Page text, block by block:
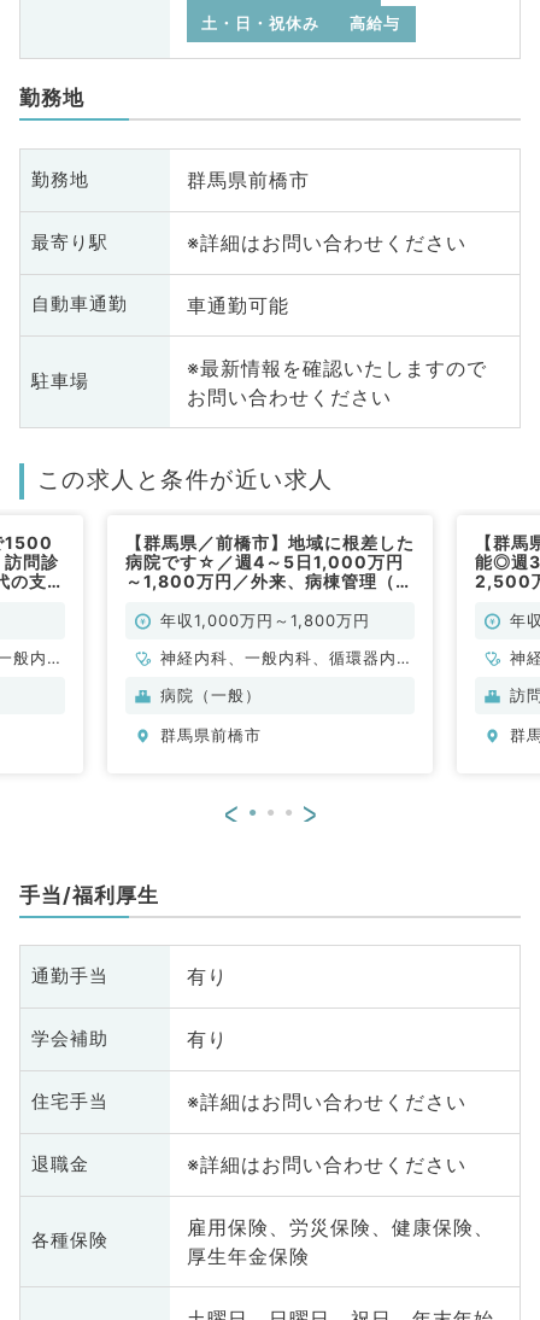
土・日・祝休み
高給与
勤務地
勤務地 群馬県前橋市
最寄り駅 ※詳細はお問い合わせください
自動車通勤 車通勤可能
駐車場
※最新情報を確認いたしますので
お問い合わせください
この求人と条件が近い求人
1500
問診
の支給
般内
【群馬県／前橋市】地域に根差した
病院です☆／週4～5日1,000万円
～1,800万円／外来、病棟管理（内
年収1,000万円～1,800万円
神経内科、一般内科、循環器内
科、呼吸器内科、消化器内科、内
内科、血液内科、膠原病科
病院（一般）
群馬県前橋市
【群
能◎週
2,500
勤）年
神
科
内
訪
群
< >
手当/福利厚生
通勤手当 有り
学会補助 有り
住宅手当 ※詳細はお問い合わせください
退職金 ※詳細はお問い合わせください
各種保険
雇用保険、労災保険、健康保険、
厚生年金保険